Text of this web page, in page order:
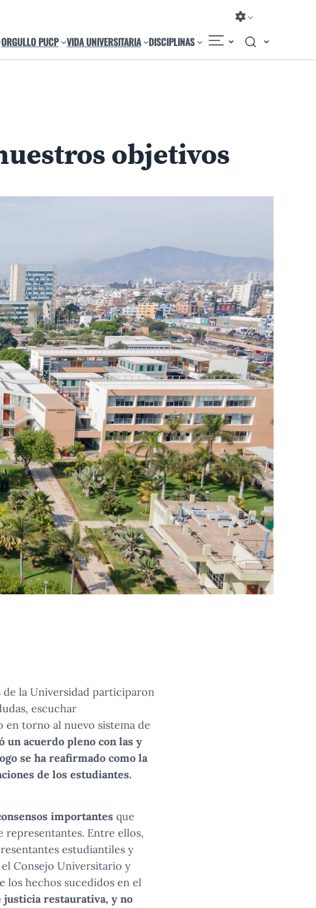
ORGULLO PUCP VIDA UNIVERSITARIA DISCIPLINAS
objetivos
la Universidad participaron
escuchar
torno al nuevo sistema de
un acuerdo pleno con las y
se ha reafirmado como la
de los estudiantes.
importantes que
representantes. Entre ellos,
estudiantiles y
Consejo Universitario y
los hechos sucedidos en el
justicia restaurativa, y no